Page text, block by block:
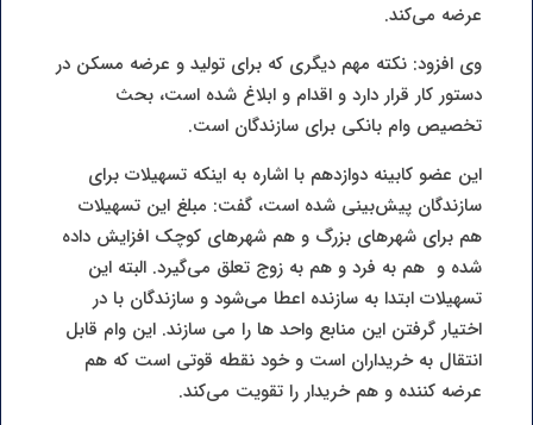
عرضه می‌کند.
وی افزود: نکته مهم دیگری که برای تولید و عرضه مسکن در
دستور کار قرار دارد و اقدام و ابلاغ شده است، بحث
تخصیص وام بانکی برای سازندگان است.
این عضو کابینه دوازدهم با اشاره به اینکه تسهیلات برای
سازندگان پیش‌بینی شده است، گفت: مبلغ این تسهیلات
هم برای شهرهای بزرگ و هم شهرهای کوچک افزایش داده
شده و هم به فرد و هم به زوج تعلق می‌گیرد. البته این
تسهیلات ابتدا به سازنده اعطا می‌شود و سازندگان با در
اختیار گرفتن این منابع واحد ها را می سازند. این وام قابل
انتقال به خریداران است و خود نقطه قوتی است که هم
عرضه کننده و هم خریدار را تقویت می‌کند.